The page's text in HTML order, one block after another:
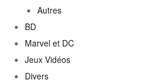
Autres
BD
Marvel et DC
Jeux Vidéos
Divers